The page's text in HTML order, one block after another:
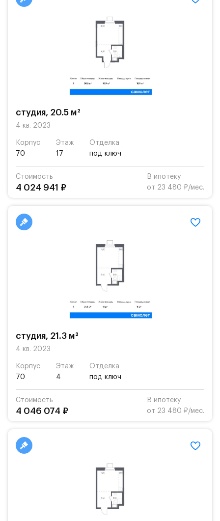
студия, 20.5 м²
4 кв. 2023
Корпус
70
Этаж
17
Отделка
под ключ
Стоимость
4 024 941 ₽
В ипотеку
от 23 480 ₽/мес.
студия, 21.3 м²
4 кв. 2023
Корпус
70
Этаж
4
Отделка
под ключ
Стоимость
4 046 074 ₽
В ипотеку
от 23 480 ₽/мес.